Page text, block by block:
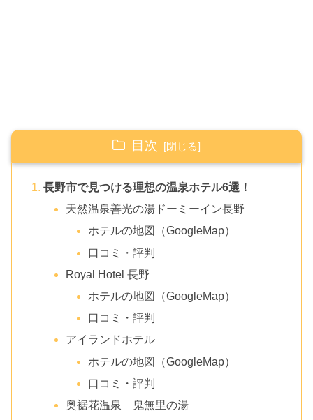
目次
長野市で見つける理想の温泉ホテル6選！
天然温泉善光の湯ドーミーイン長野
ホテルの地図（GoogleMap）
口コミ・評判
Royal Hotel 長野
ホテルの地図（GoogleMap）
口コミ・評判
アイランドホテル
ホテルの地図（GoogleMap）
口コミ・評判
奥裾花温泉 鬼無里の湯